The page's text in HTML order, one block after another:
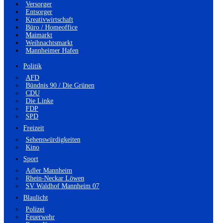
Versorger
Entsorger
Kreativwirtschaft
Büro / Homeoffice
Maimarkt
Weihnachtsmarkt
Mannheimer Hafen
Politik
AFD
Bündnis 90 / Die Grünen
CDU
Die Linke
FDP
SPD
Freizeit
Sehenswürdigkeiten
Kino
Sport
Adler Mannheim
Rhein-Neckar Löwen
SV Waldhof Mannheim 07
Blaulicht
Polizei
Feuerwehr